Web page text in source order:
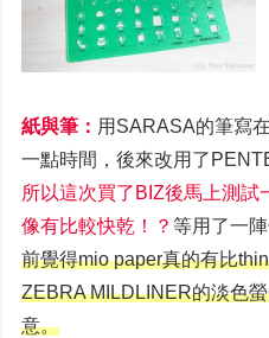
紙與筆： 用SARASA的筆寫
一點時間，後來改用了
所以這次買了BIZ後馬上測
像有比較快乾！？等用了一
前覺得mio paper真的有比
ZEBRA MILDLINER的淡色
意。